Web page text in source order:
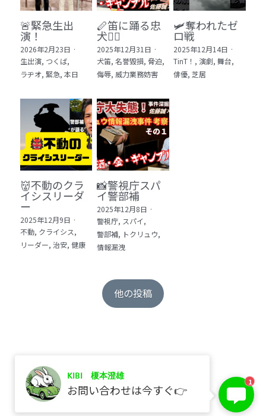
🚨緊急生出
演！
2026年2月23日 ·
生出演, つくば,
ラヂオ, 緊急, 本日
🪈笛に踊る忠
犬🐕‍🦺
2025年12月31日 ·
犬笛, 名誉毀損, 脅迫,
侮辱, 威力業務妨害
🛩️奪われたゼ
ロ戦
2025年12月14日 ·
TinT！, 演劇, 舞台,
俳優, 芝居
👹不動のクラ
イシスリーダ
ー
2025年12月9日 ·
不動, クライシス,
リーダー, 治安, 健康
📸警視庁スパ
イ警部補
2025年12月8日 ·
警視庁, スパイ,
警部補, トクリュウ,
情報漏洩
他の投稿
©2017 kibi inc.（株式会社 kibi）
KIBI 榎本澄雄
お問い合わせは今すぐ👉
1